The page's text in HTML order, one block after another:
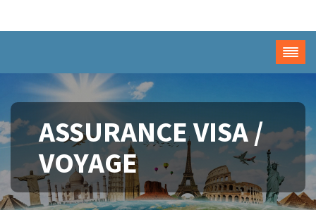
ASSURANCE VISA /
VOYAGE